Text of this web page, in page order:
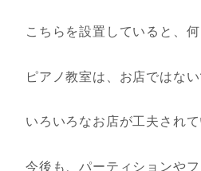
こちらを設置していると、
ピアノ教室は、お店ではな
いろいろなお店が工夫され
今後も、パーティションや